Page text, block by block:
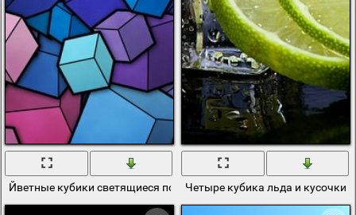
Йветные кубики светящиеся по центруЧетыре кубика льда и кусочки